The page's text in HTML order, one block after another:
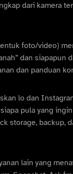
dari kamera
foto/video)
dan siapapun
dan panduan
lo dan
pula yang
storage, backup,
lain yang